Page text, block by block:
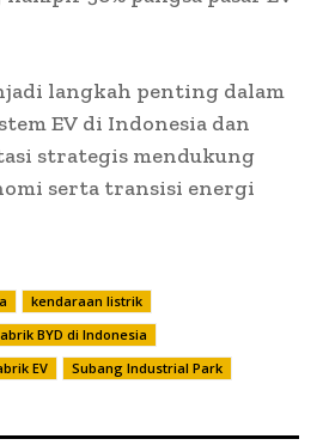
langkah penting dalam
EV di Indonesia dan
strategis mendukung
serta transisi energi
kendaraan listrik
BYD di Indonesia
EV Subang Industrial Park